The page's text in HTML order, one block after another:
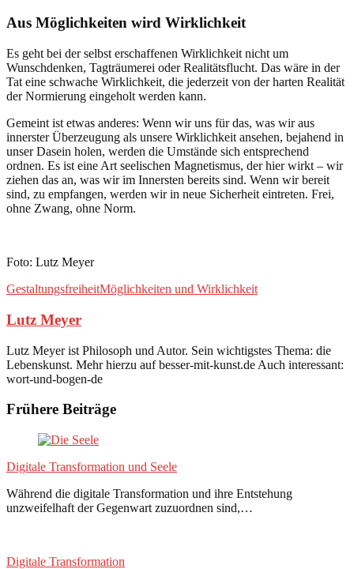
Aus Möglichkeiten wird Wirklichkeit
Es geht bei der selbst erschaffenen Wirklichkeit nicht um
Wunschdenken, Tagträumerei oder Realitätsflucht. Das wäre in der
Tat eine schwache Wirklichkeit, die jederzeit von der harten Realität
der Normierung eingeholt werden kann.
Gemeint ist etwas anderes: Wenn wir uns für das, was wir aus
innerster Überzeugung als unsere Wirklichkeit ansehen, bejahend in
unser Dasein holen, werden die Umstände sich entsprechend
ordnen. Es ist eine Art seelischen Magnetismus, der hier wirkt – wir
ziehen das an, was wir im Innersten bereits sind. Wenn wir bereit
sind, zu empfangen, werden wir in neue Sicherheit eintreten. Frei,
ohne Zwang, ohne Norm.
Foto: Lutz Meyer
GestaltungsfreiheitMöglichkeiten und Wirklichkeit
Lutz Meyer
Lutz Meyer ist Philosoph und Autor. Sein wichtigstes Thema: die
Lebenskunst. Mehr hierzu auf besser-mit-kunst.de Auch interessant:
wort-und-bogen-de
Frühere Beiträge
Digitale Transformation und Seele
Während die digitale Transformation und ihre Entstehung
unzweifelhaft der Gegenwart zuzuordnen sind,…
Digitale Transformation